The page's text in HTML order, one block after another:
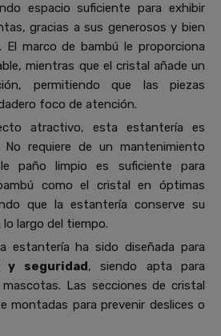
espacio suficiente para exhibir
gracias a sus generosos y bien
marco de bambú le proporciona
mientras que el cristal añade un
permitiendo que las piezas
foco de atención.
atractivo, esta estantería es
No requiere de un mantenimiento
paño limpio es suficiente para
como el cristal en óptimas
que la estantería conserve su
largo del tiempo.
estantería ha sido diseñada para
y seguridad, siendo apta para
Las secciones de cristal
montadas para prevenir deslices o